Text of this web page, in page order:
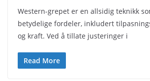
Western-grepet er en allsidig teknikk
betydelige fordeler, inkludert
og kraft. Ved å tillate justeringer i
Read More